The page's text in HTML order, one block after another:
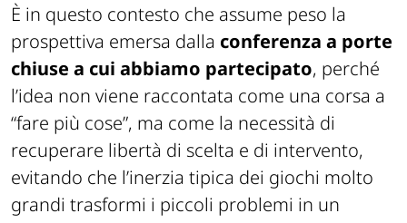
È in questo contesto che assume peso la
prospettiva emersa dallaconferenza a porte
chiuse a cui abbiamo partecipato, perché
l’idea non viene raccontata come una corsa a
“fare più cose”, ma come la necessità di
recuperare libertà di scelta e di intervento,
evitando che l’inerzia tipica dei giochi molto